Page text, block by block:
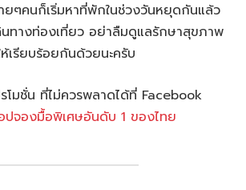
ยๆคนก็เริ่มหาที่พักในช่วงวันหยุดกันแล้ว
ทางท่องเที่ยว อย่าลืมดูแลรักษาสุขภาพ
เรียบร้อยกันด้วยนะครับ
โมชั่น ที่ไม่ควรพลาดได้ที่ Facebook
จองมื้อพิเศษอันดับ 1 ของไทย